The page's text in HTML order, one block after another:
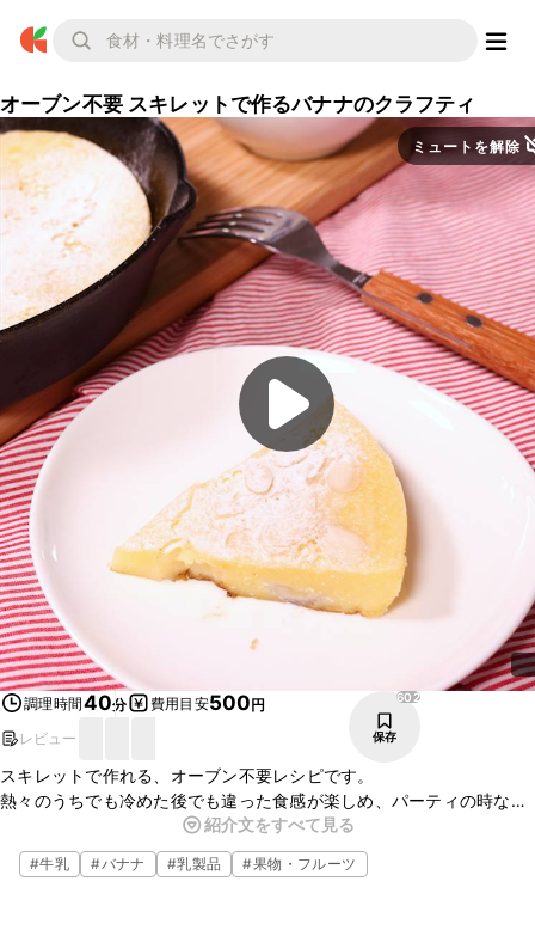
オーブン不要 スキレットで作るバナナのクラフティ
ミュートを解除
調理時間40分 費用目安500円
レビュー
602
保存
スキレットで作れる、オーブン不要レシピです。
熱々のうちでも冷めた後でも違った食感が楽しめ、パーティの時など
にぴったりのお菓子です。
レーズンやシナモンを加えても美味しく頂けます。
お好みでアレンジしてみて下さい。
紹介文をすべて見る
#牛乳 #バナナ #乳製品 #果物・フルーツ